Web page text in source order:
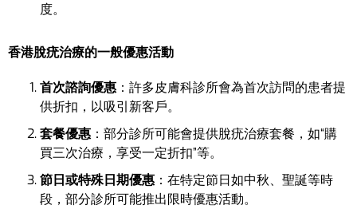
度。
香港脫疣治療的一般優惠活動
首次諮詢優惠 ：許多皮膚科診所會為首次訪問的患者提
供折扣，以吸引新客戶。
套餐優惠 ：部分診所可能會提供脫疣治療套餐，如“購
買三次治療，享受一定折扣”等。
節日或特殊日期優惠 ：在特定節日如中秋、聖誕等時
段，部分診所可能推出限時優惠活動。